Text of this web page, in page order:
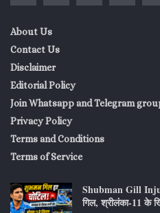
About Us
Contact Us
Disclaimer
Editorial Policy
Join Whatsapp and Telegram
Privacy Policy
Terms and Conditions
Terms of Service
Shubman Gill
गिल, श्रीलंका-11 के